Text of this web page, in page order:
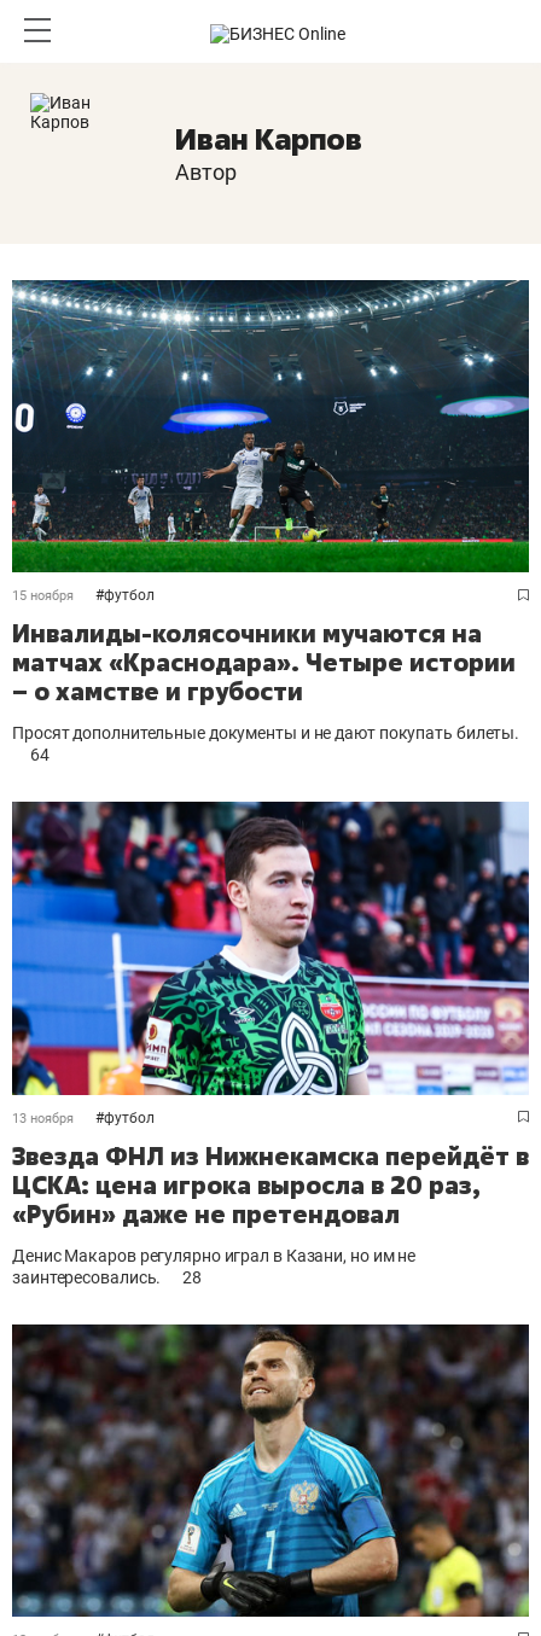
Иван Карпов
Автор
15 ноября #футбол
Инвалиды-колясочники мучаются на
матчах «Краснодара». Четыре истории
– о хамстве и грубости
Просят дополнительные документы и не дают покупать билеты.
64
13 ноября #футбол
Звезда ФНЛ из Нижнекамска перейдёт в
ЦСКА: цена игрока выросла в 20 раз,
«Рубин» даже не претендовал
Денис Макаров регулярно играл в Казани, но им не
заинтересовались.
28